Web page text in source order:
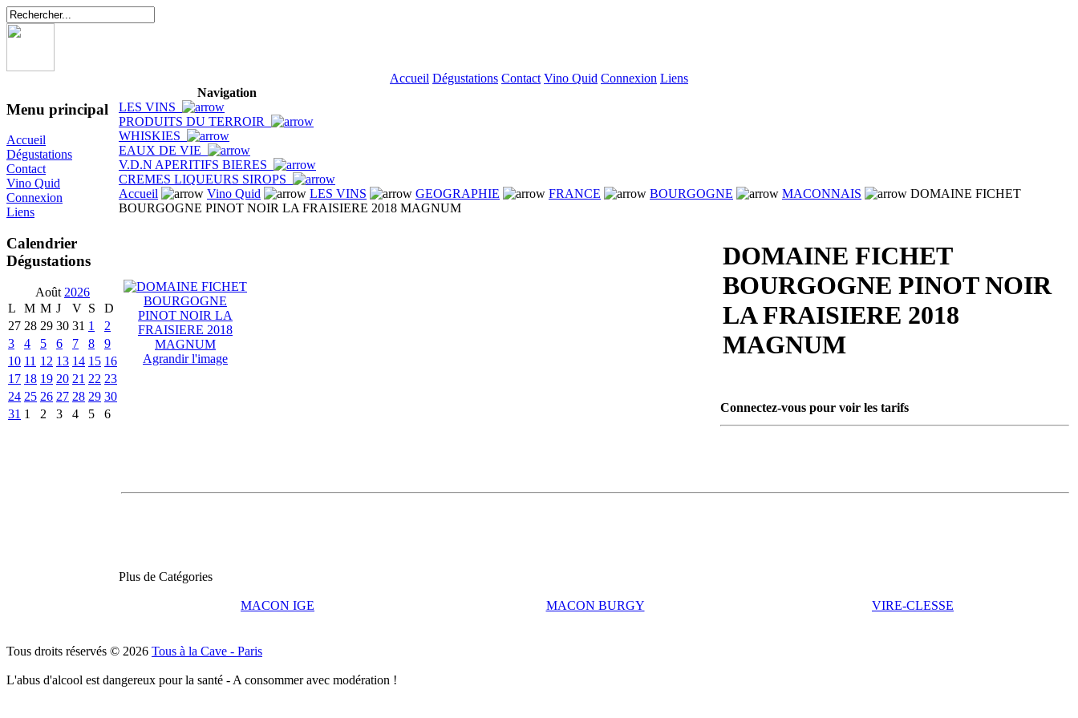
Accueil Dégustations Contact Vino Quid Connexion Liens
Menu principal
Accueil
Dégustations
Contact
Vino Quid
Connexion
Liens
Calendrier
Dégustations
Août 2026
L
M M J V S
D
27 28 29 30 31 1
2
3
4 5 6 7 8
9
10 11 12 13 14 15 16
17 18 19 20 21 22 23
24 25 26 27 28 29 30
31 1 2 3 4 5 6
Navigation
LES VINS
PRODUITS DU TERROIR
WHISKIES
EAUX DE VIE
V.D.N APERITIFS BIERES
CREMES LIQUEURS SIROPS
Accueil
Vino Quid LES VINS GEOGRAPHIE FRANCE BOURGOGNE MACONNAIS
DOMAINE FICHET
BOURGOGNE PINOT NOIR LA FRAISIERE 2018 MAGNUM
Agrandir l'image
DOMAINE FICHET
BOURGOGNE PINOT NOIR
LA FRAISIERE 2018
MAGNUM
Connectez-vous pour voir les tarifs
Plus de Catégories
MACON IGE MACON BURGY VIRE-CLESSE
Tous droits réservés © 2026 Tous à la Cave - Paris
L'abus d'alcool est dangereux pour la santé - A consommer avec modération !